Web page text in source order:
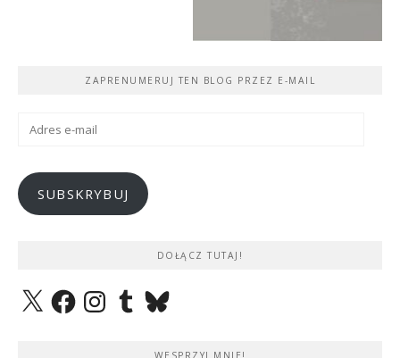
ZAPRENUMERUJ TEN BLOG PRZEZ E-MAIL
Adres
SUBSKRYBUJ
DOŁĄCZ TUTAJ!
X FacebookInstagramTumblrBluesky
WESPRZYJ MNIE!